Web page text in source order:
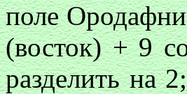
поле
(восток) + 9
разделить на